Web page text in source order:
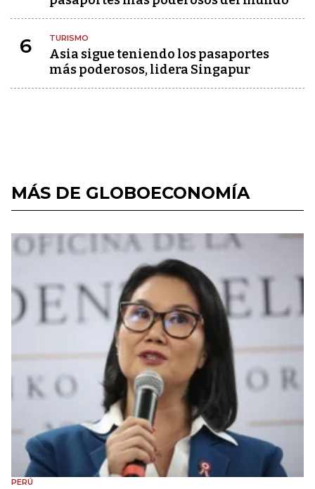
6 TURISMO
Asia sigue teniendo los pasaportes
más poderosos, lidera Singapur
MÁS DE GLOBOECONOMÍA
PERÚ